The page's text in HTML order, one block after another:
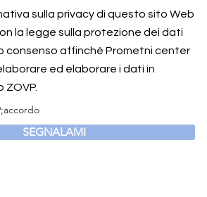
sulla privacy di questo sito Web
la legge sulla protezione dei dati
consenso affinché Prometni center
ed elaborare i dati in
SEGNALAMI